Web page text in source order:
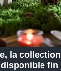
la
disponible fin